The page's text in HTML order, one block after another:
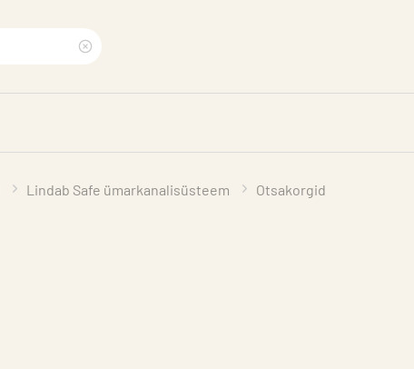
search
Lindab Safe ümarkanalisüsteem Otsakorgid